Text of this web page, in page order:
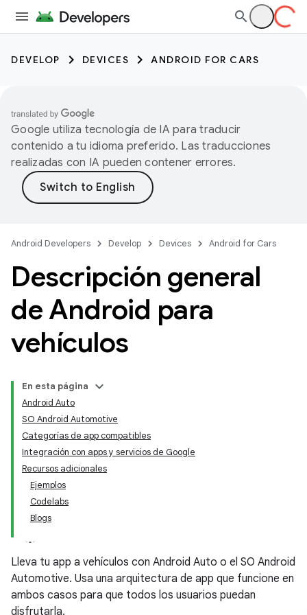
DEVELOP DEVICES ANDROID FOR CARS
Google utiliza tecnología de IA para traducir
contenido a tu idioma preferido. Las traducciones
realizadas con IA pueden contener errores.
Android Developers Develop Devices Android for Cars
Descripción general
de Android para
vehículos
En esta página
Android Auto
SO Android Automotive
Categorías de app compatibles
Integración con apps y servicios de Google
Recursos adicionales
Ejemplos
Codelabs
Blogs
Lleva tu app a vehículos con Android Auto o el SO Android
Automotive. Usa una arquitectura de app que funcione en
ambos casos para que todos los usuarios puedan
disfrutarla.